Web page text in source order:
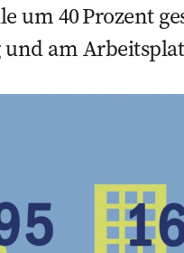
um 40 Prozent
am